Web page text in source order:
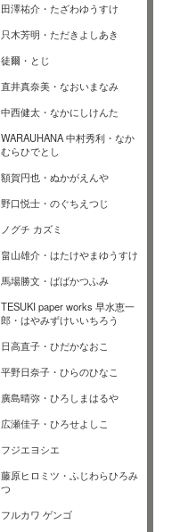
田澤祐介・たざわゆうすけ
只木芳明・ただきよしあき
徒爾・とじ
直井真奈美・なおいまなみ
中西健太・なかにしけんた
WARAUHANA 中村秀利・なか
むらひでとし
額賀円也・ぬかがえんや
野口悦士・のぐちえつじ
ノグチ カズミ
畠山雄介・はたけやまゆうすけ
馬場勝文・ばばかつふみ
TESUKI paper works 早水恵一
郎・はやみずけいいちろう
日高直子・ひだかなおこ
平野日奈子・ひらのひなこ
廣島晴弥・ひろしまはるや
広瀬佳子・ひろせよしこ
フジエヨシエ
藤原ヒロミツ・ふじわらひろみ
つ
フルカワ ゲンゴ